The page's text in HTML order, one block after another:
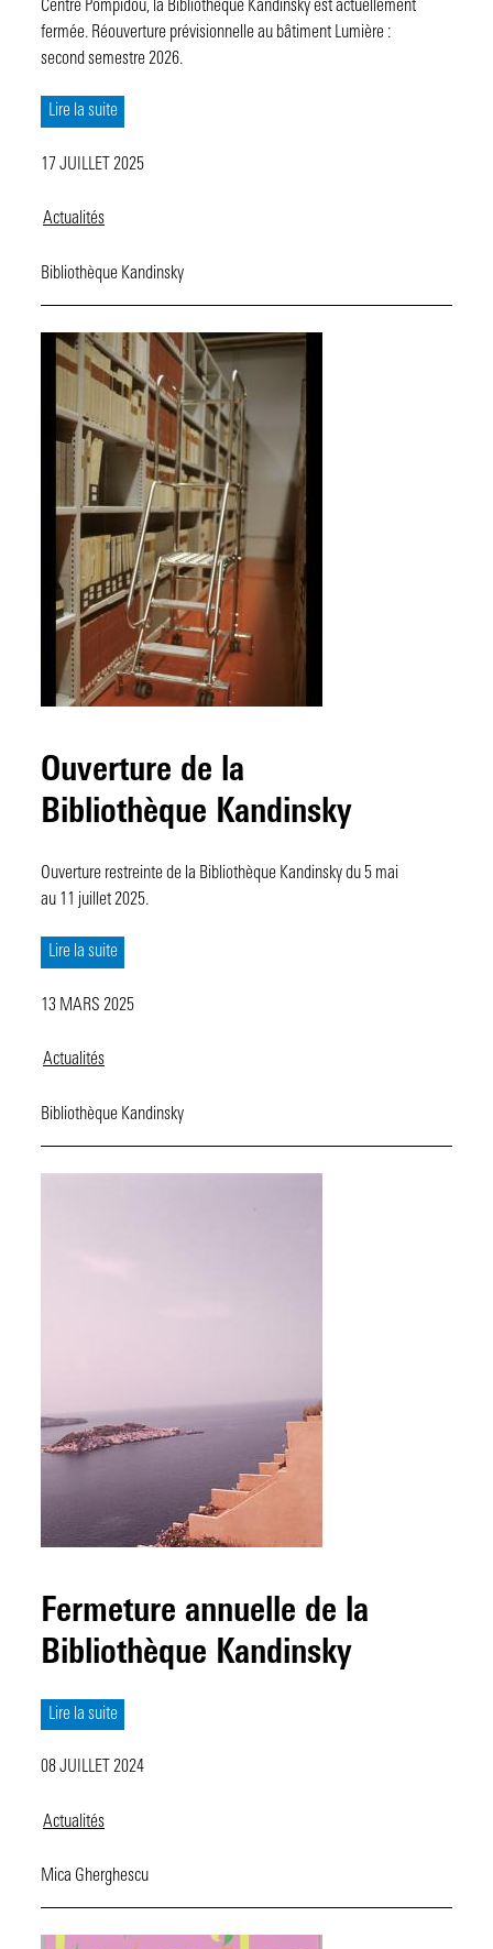
Centre Pompidou, la Bibliothèque Kandinsky est actuellement
fermée. Réouverture prévisionnelle au bâtiment Lumière :
second semestre 2026.
Lire la suite
17 JUILLET 2025
Actualités
Bibliothèque Kandinsky
Ouverture de la
Bibliothèque Kandinsky
Ouverture restreinte de la Bibliothèque Kandinsky du 5 mai
au 11 juillet 2025.
Lire la suite
13 MARS 2025
Actualités
Bibliothèque Kandinsky
Fermeture annuelle de la
Bibliothèque Kandinsky
Lire la suite
08 JUILLET 2024
Actualités
Mica Gherghescu